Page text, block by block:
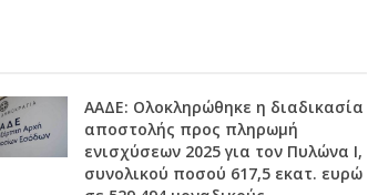
ΑΑΔΕ: Ολοκληρώθηκε η διαδικασία
αποστολής προς πληρωμή
ενισχύσεων 2025 για τον Πυλώνα Ι,
συνολικού ποσού 617,5 εκατ. ευρώ